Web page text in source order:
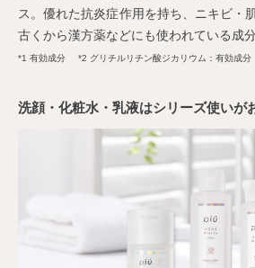
ス。優れた抗炎症作用を持ち、ニキビ・
古くから漢方薬などにも使われている成分
*1 有効成分 *2 グリチルリチン酸ジカリウム：有効成分
洗顔・化粧水・乳液はシリーズ使いが